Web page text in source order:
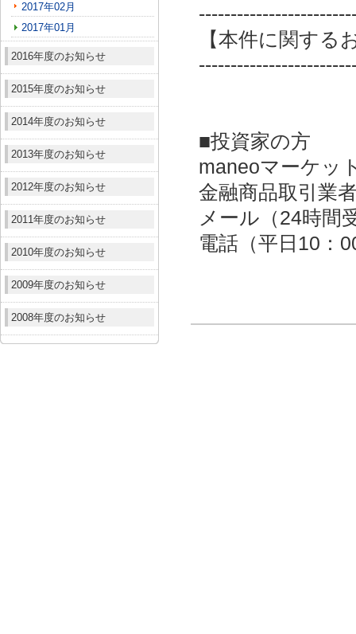
2017年02月
2017年01月
2016年度のお知らせ
2015年度のお知らせ
2014年度のお知らせ
2013年度のお知らせ
2012年度のお知らせ
2011年度のお知らせ
2010年度のお知らせ
2009年度のお知らせ
2008年度のお知らせ
【本件に関する
■投資家の方
maneoマーケッ
金融商品取引業
メール（24時間
電話（平日10：